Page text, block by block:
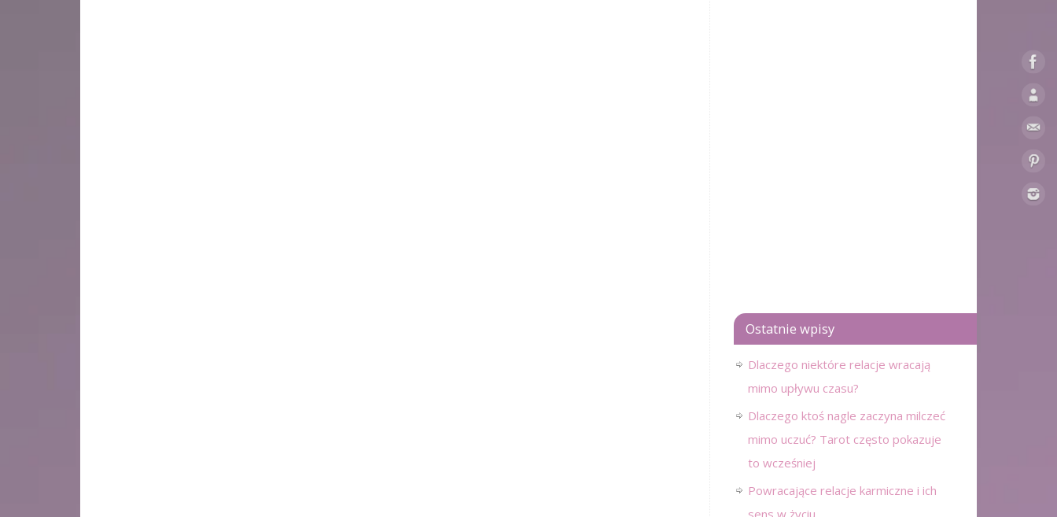
Ostatnie wpisy
Dlaczego niektóre relacje wracają
mimo upływu czasu?
Dlaczego ktoś nagle zaczyna milczeć
mimo uczuć? Tarot często pokazuje
to wcześniej
Powracające relacje karmiczne i ich
sens w życiu